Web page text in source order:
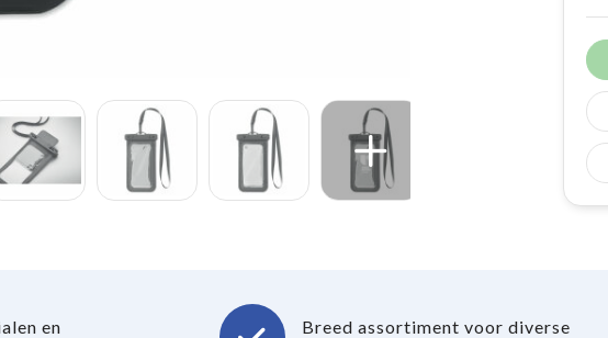
en
Breed assortiment voor diverse